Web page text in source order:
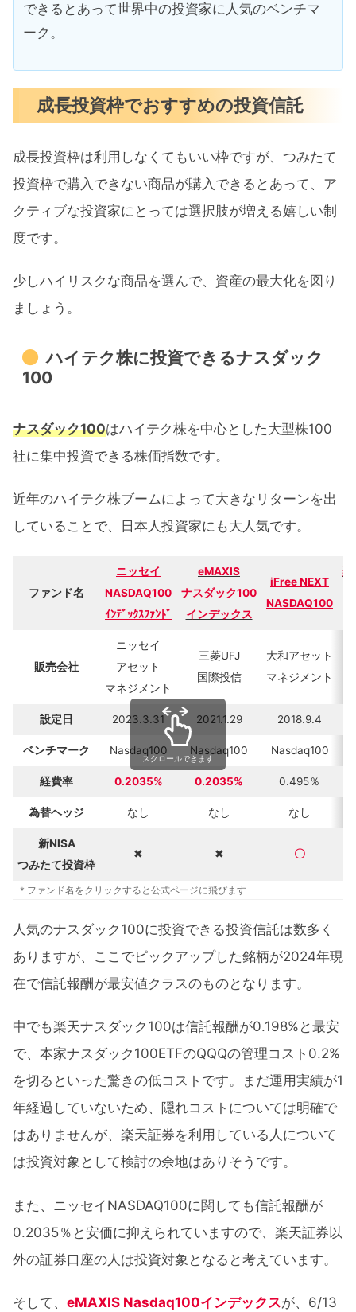
できるとあって世界中の投資家に人気のベンチマ
ーク。
成長投資枠でおすすめの投資信託
成長投資枠は利用しなくてもいい枠ですが、つみたて
投資枠で購入できない商品が購入できるとあって、ア
クティブな投資家にとっては選択肢が増える嬉しい制
度です。
少しハイリスクな商品を選んで、資産の最大化を図り
ましょう。
ハイテク株に投資できるナスダック
100
ナスダック100はハイテク株を中心とした大型株100
社に集中投資できる株価指数です。
近年のハイテク株ブームによって大きなリターンを出
していることで、日本人投資家にも大人気です。
ファンド名
ニッセイ
NASDAQ100
ｲﾝﾃﾞｯｸｽﾌｧﾝﾄﾞ
eMAXIS
ナスダック100
インデックス
iFree NEXT
NASDAQ100
楽
販売会社
ニッセイ
アセット
マネジメント
三菱UFJ
国際投信
大和アセット
マネジメント
設定日 2023.3.31 2021.1.29 2018.9.4
ベンチマーク Nasdaq100 Nasdaq100 Nasdaq100
経費率 0.2035% 0.2035% 0.495％
為替ヘッジ なし なし なし
新NISA
つみたて投資枠
✖ ✖ 〇
スクロールできます
＊ファンド名をクリックすると公式ページに飛びます
人気のナスダック100に投資できる投資信託は数多く
ありますが、ここでピックアップした銘柄が2024年現
在で信託報酬が最安値クラスのものとなります。
中でも楽天ナスダック100は信託報酬が0.198%と最安
で、本家ナスダック100ETFのQQQの管理コスト0.2%
を切るといった驚きの低コストです。まだ運用実績が1
年経過していないため、隠れコストについては明確で
はありませんが、楽天証券を利用している人について
は投資対象として検討の余地はありそうです。
また、ニッセイNASDAQ100に関しても信託報酬が
0.2035％と安価に抑えられていますので、楽天証券以
外の証券口座の人は投資対象となると考えています。
そして、 eMAXIS Nasdaq100インデックスが、6/13